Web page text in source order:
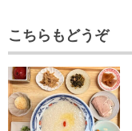
こちらもどうぞ